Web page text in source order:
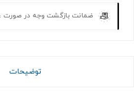
ضمانت بازگشت وجه در صورت
توضیحات